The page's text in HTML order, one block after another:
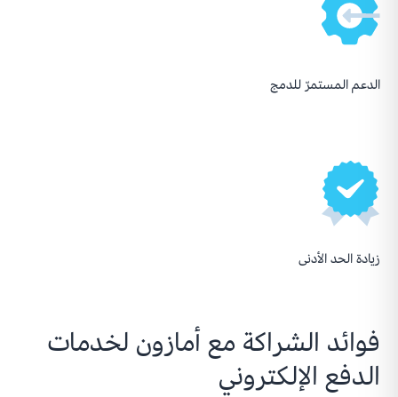
الدعم المستمرّ للدمج
زيادة الحد الأدنى
فوائد الشراكة مع أمازون لخدمات
الدفع الإلكتروني